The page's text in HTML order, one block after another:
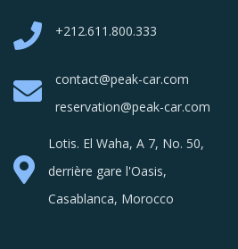
+212.611.800.333
contact@peak-car.com
reservation@peak-car.com
Lotis. El Waha, A 7, No. 50,
derrière gare l'Oasis,
Casablanca, Morocco